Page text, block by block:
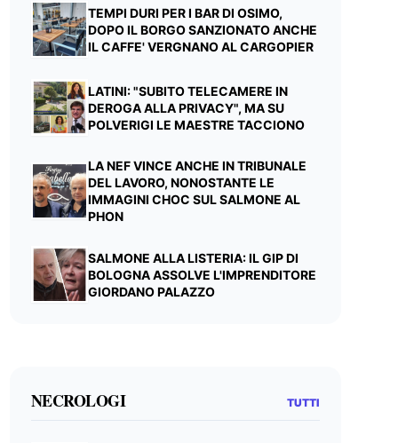
TEMPI DURI PER I BAR DI OSIMO,
DOPO IL BORGO SANZIONATO ANCHE
IL CAFFE' VERGNANO AL CARGOPIER
LATINI: "SUBITO TELECAMERE IN
DEROGA ALLA PRIVACY", MA SU
POLVERIGI LE MAESTRE TACCIONO
LA NEF VINCE ANCHE IN TRIBUNALE
DEL LAVORO, NONOSTANTE LE
IMMAGINI CHOC SUL SALMONE AL
PHON
SALMONE ALLA LISTERIA: IL GIP DI
BOLOGNA ASSOLVE L'IMPRENDITORE
GIORDANO PALAZZO
NECROLOGI TUTTI